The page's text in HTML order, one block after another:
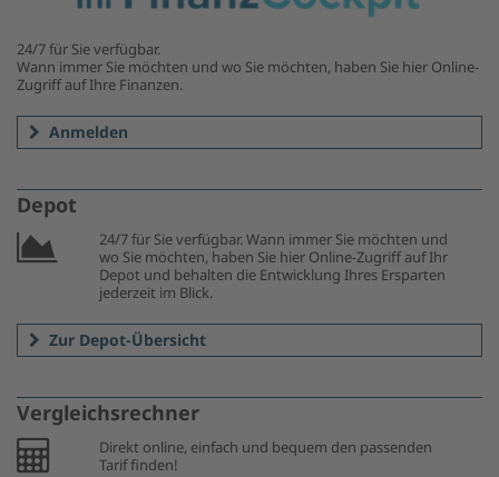
24/7 für Sie verfügbar.
Wann immer Sie möchten und wo Sie möchten, haben Sie hier Online-
Zugriff auf Ihre Finanzen.
Anmelden
Depot
24/7 für Sie verfügbar. Wann immer Sie möchten und
wo Sie möchten, haben Sie hier Online-Zugriff auf Ihr
Depot und behalten die Entwicklung Ihres Ersparten
jederzeit im Blick.
Zur Depot-Übersicht
Vergleichsrechner
Direkt online, einfach und bequem den passenden
Tarif finden!